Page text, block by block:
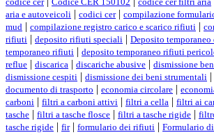
aria e autoveicoli | codici cer| compilazione
mud | compilazione registro carico e scarico rifiuti |
rifiuti | deposito rifiuti speciali | Deposito
temporaneo rifiuti | deposito temporaneo rifiuti
reflue | discarica | discariche abusive | dismissione
dismissione cespiti | dismissione dei beni strumentali |
documento di trasporto | economia circolare |
carboni | filtri a carboni attivi | filtri a cella | filtri ai
tasche | filtri a tasche flosce | filtri a tasche rigide |
tasche rigide | fir| formulario dei rifiuti | Formulario